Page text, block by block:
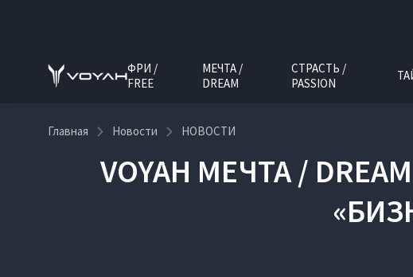
ФРИ /
FREE
МЕЧТА /
DREAM
СТРАСТЬ /
PASSION
Главная Новости НОВОСТИ
VOYAH МЕЧТА /